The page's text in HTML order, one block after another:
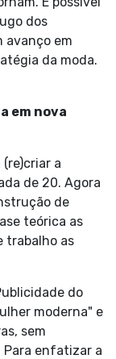
dos
avanço em
da moda.
em nova
a
de 20. Agora
de
teórica as
trabalho as
do
moderna" e
sem
Para enfatizar a